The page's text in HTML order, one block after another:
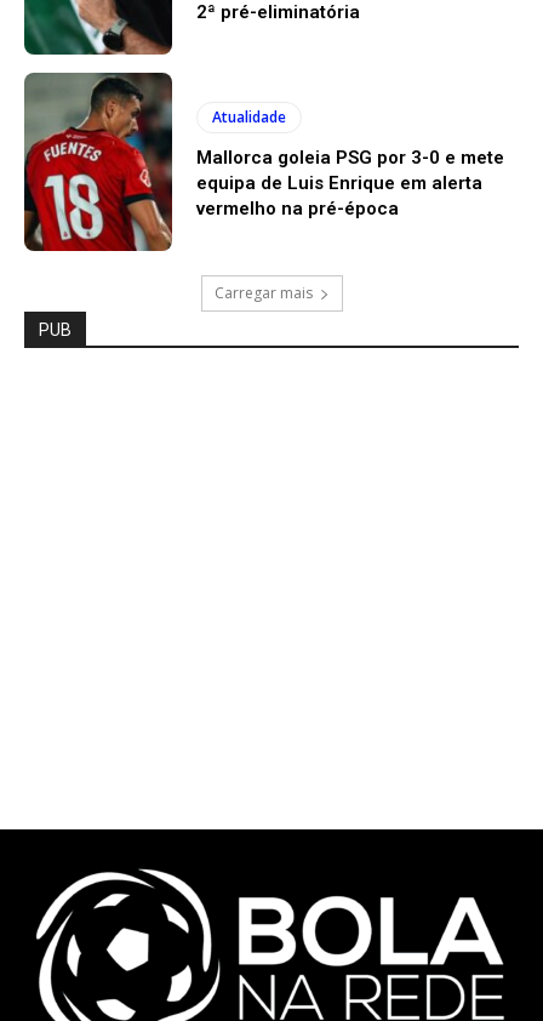
2ª pré-eliminatória
Atualidade
Mallorca goleia PSG por 3-0 e mete
equipa de Luis Enrique em alerta
vermelho na pré-época
Carregar mais
PUB